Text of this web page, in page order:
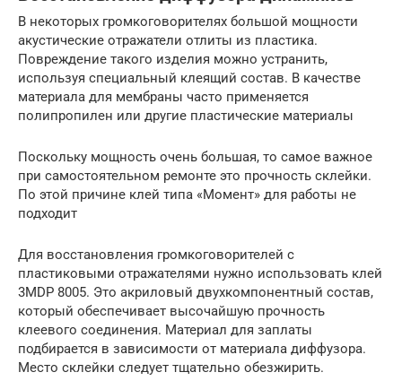
В некоторых громкоговорителях большой мощности
акустические отражатели отлиты из пластика.
Повреждение такого изделия можно устранить,
используя специальный клеящий состав. В качестве
материала для мембраны часто применяется
полипропилен или другие пластические материалы
Поскольку мощность очень большая, то самое важное
при самостоятельном ремонте это прочность склейки.
По этой причине клей типа «Момент» для работы не
подходит
Для восстановления громкоговорителей с
пластиковыми отражателями нужно использовать клей
3MDP 8005. Это акриловый двухкомпонентный состав,
который обеспечивает высочайшую прочность
клеевого соединения. Материал для заплаты
подбирается в зависимости от материала диффузора.
Место склейки следует тщательно обезжирить.